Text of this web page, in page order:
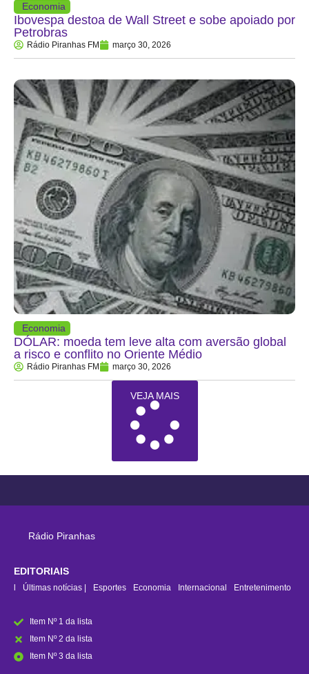
Economia
Ibovespa destoa de Wall Street e sobe apoiado por
Petrobras
Rádio Piranhas FM março 30, 2026
Economia
DÓLAR: moeda tem leve alta com aversão global
a risco e conflito no Oriente Médio
Rádio Piranhas FM março 30, 2026
VEJA MAIS
Rádio Piranhas
EDITORIAIS
Últimas notícias | Esportes Economia Internacional Entretenimento
Item Nº 1 da lista
Item Nº 2 da lista
Item Nº 3 da lista